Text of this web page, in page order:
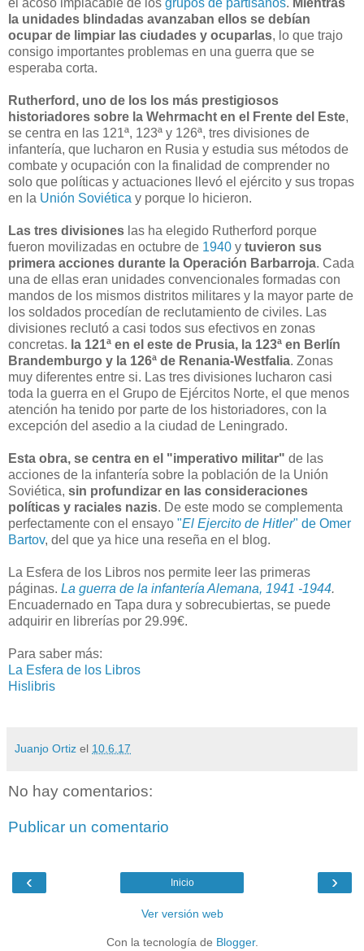
el acoso implacable de los grupos de partisanos. Mientras
la unidades blindadas avanzaban ellos se debían
ocupar de limpiar las ciudades y ocuparlas, lo que trajo
consigo importantes problemas en una guerra que se
esperaba corta.
Rutherford, uno de los los más prestigiosos
historiadores sobre la Wehrmacht en el Frente del Este,
se centra en las 121ª, 123ª y 126ª, tres divisiones de
infantería, que lucharon en Rusia y estudia sus métodos de
combate y ocupación con la finalidad de comprender no
solo que políticas y actuaciones llevó el ejército y sus tropas
en la Unión Soviética y porque lo hicieron.
Las tres divisiones las ha elegido Rutherford porque
fueron movilizadas en octubre de 1940 y tuvieron sus
primera acciones durante la Operación Barbarroja. Cada
una de ellas eran unidades convencionales formadas con
mandos de los mismos distritos militares y la mayor parte de
los soldados procedían de reclutamiento de civiles. Las
divisiones reclutó a casi todos sus efectivos en zonas
concretas. la 121ª en el este de Prusia, la 123ª en Berlín
Brandemburgo y la 126ª de Renania-Westfalia. Zonas
muy diferentes entre si. Las tres divisiones lucharon casi
toda la guerra en el Grupo de Ejércitos Norte, el que menos
atención ha tenido por parte de los historiadores, con la
excepción del asedio a la ciudad de Leningrado.
Esta obra, se centra en el "imperativo militar" de las
acciones de la infantería sobre la población de la Unión
Soviética, sin profundizar en las consideraciones
políticas y raciales nazis. De este modo se complementa
perfectamente con el ensayo "El Ejercito de Hitler" de Omer
Bartov, del que ya hice una reseña en el blog.
La Esfera de los Libros nos permite leer las primeras
páginas. La guerra de la infantería Alemana, 1941 -1944.
Encuadernado en Tapa dura y sobrecubiertas, se puede
adquirir en librerías por 29.99€.
Para saber más:
La Esfera de los Libros
Hislibris
Juanjo Ortiz el 10.6.17
No hay comentarios:
Publicar un comentario
‹ ›
Inicio
Ver versión web
Con la tecnología de Blogger.